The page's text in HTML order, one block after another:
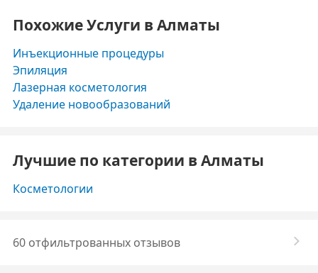
Похожие Услуги в Алматы
Инъекционные процедуры
Эпиляция
Лазерная косметология
Удаление новообразований
Лучшие по категории в Алматы
Косметологии
60 отфильтрованных отзывов